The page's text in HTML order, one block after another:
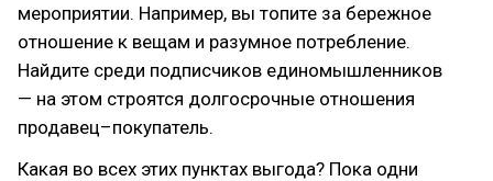
мероприятии. Например, вы топите за бережное
отношение к вещам и разумное потребление.
Найдите среди подписчиков единомышленников
— на этом строятся долгосрочные отношения
продавец–покупатель.
Какая во всех этих пунктах выгода? Пока одни